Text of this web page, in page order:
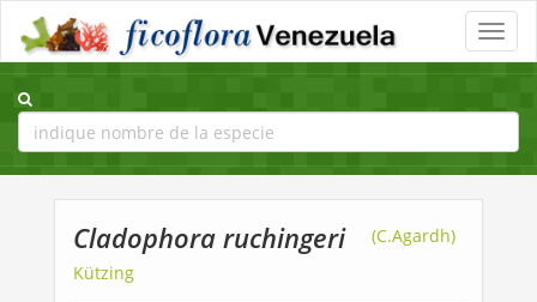
Toggle
Cladophora ruchingeri
(C.Agardh)
Kützing